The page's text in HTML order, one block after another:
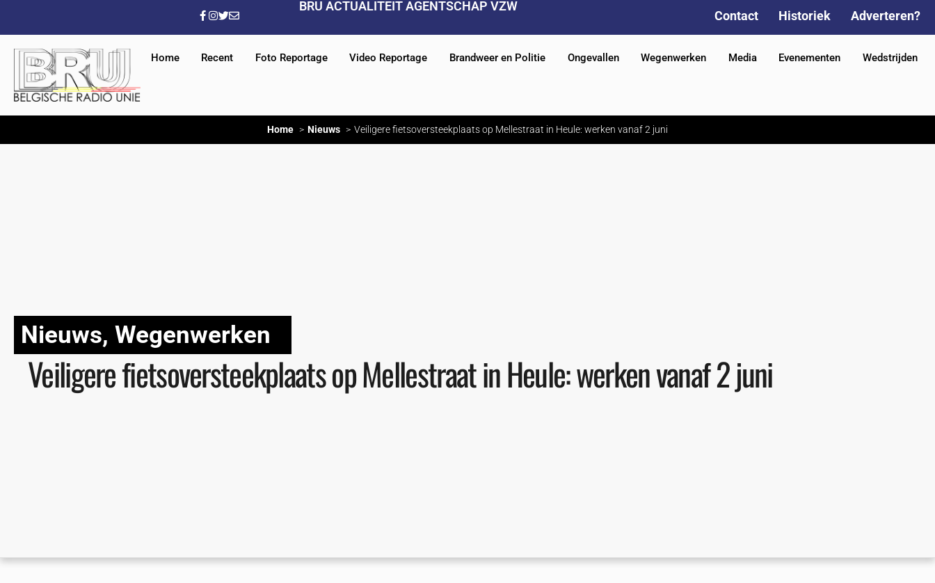
BRU ACTUALITEIT AGENTSCHAP VZW
Contact Historiek Adverteren?
Home Recent Foto Reportage Video Reportage Brandweer en Politie Ongevallen Wegenwerken Media Evenementen Wedstrijden
Home Nieuws Veiligere fietsoversteekplaats op Mellestraat in Heule: werken vanaf 2 juni
Nieuws, Wegenwerken
Veiligere fietsoversteekplaats op Mellestraat in Heule: werken vanaf 2 juni